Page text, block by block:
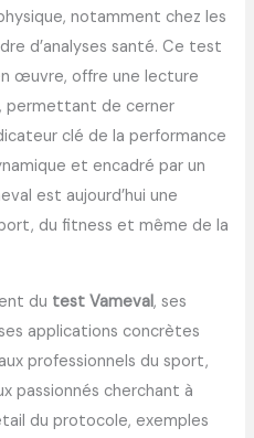
notamment chez les
d’analyses santé. Ce test
œuvre, offre une lecture
permettant de cerner
clé de la performance
et encadré par un
est aujourd’hui une
du fitness et même de la
du test Vameval, ses
applications concrètes
professionnels du sport,
passionnés cherchant à
du protocole, exemples